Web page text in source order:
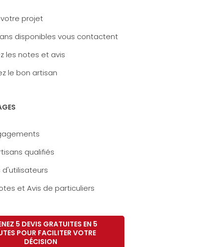
projet
disponibles vous contactent
les notes et avis
le bon artisan
qualifiés
d'utilisateurs
et Avis de particuliers
5 DEVIS GRATUITES EN 5
POUR FACILITER VOTRE
DÉCISION